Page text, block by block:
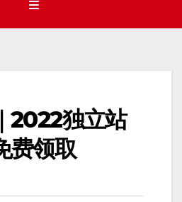
2022独立站
费领取